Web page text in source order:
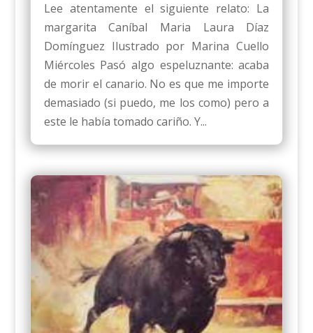
Lee atentamente el siguiente relato: La
margarita Caníbal Maria Laura Díaz
Domínguez Ilustrado por Marina Cuello
Miércoles Pasó algo espeluznante: acaba
de morir el canario. No es que me importe
demasiado (si puedo, me los como) pero a
este le había tomado cariño. Y...